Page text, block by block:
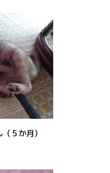
５か月）